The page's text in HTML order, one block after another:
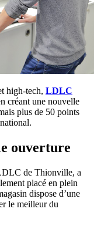
high-tech, LDLC
créant une nouvelle
plus de 50 points
ouverture
de Thionville, a
placé en plein
dispose d’une
le meilleur du